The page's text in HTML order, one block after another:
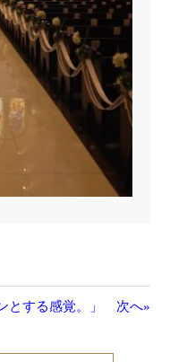
とする感覚。」 次へ»